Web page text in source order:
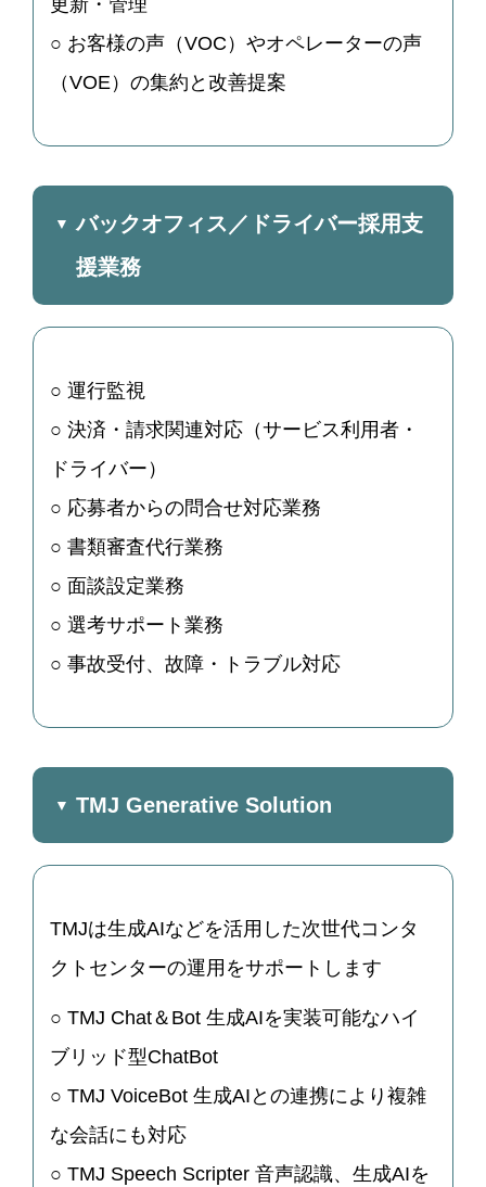
更新・管理
○ お客様の声（VOC）やオペレーターの声
（VOE）の集約と改善提案
バックオフィス／ドライバー採用支
援業務
○ 運行監視
○ 決済・請求関連対応（サービス利用者・
ドライバー）
○ 応募者からの問合せ対応業務
○ 書類審査代行業務
○ 面談設定業務
○ 選考サポート業務
○ 事故受付、故障・トラブル対応
TMJ Generative Solution
TMJは生成AIなどを活用した次世代コンタ
クトセンターの運用をサポートします
○ TMJ Chat＆Bot 生成AIを実装可能なハイ
ブリッド型ChatBot
○ TMJ VoiceBot 生成AIとの連携により複雑
な会話にも対応
○ TMJ Speech Scripter 音声認識、生成AIを